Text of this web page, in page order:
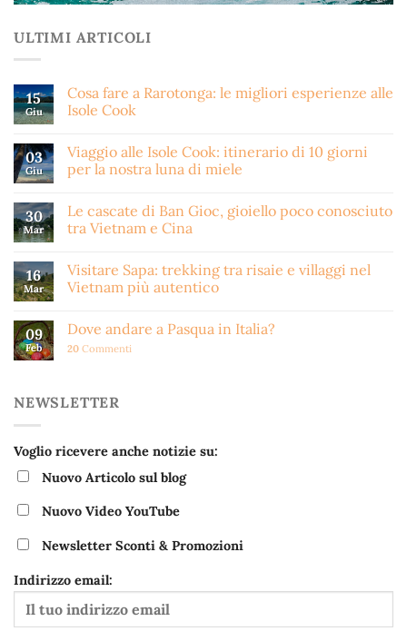
ULTIMI ARTICOLI
15
Giu
Cosa fare a Rarotonga: le migliori esperienze alle
Isole Cook
03
Giu
Viaggio alle Isole Cook: itinerario di 10 giorni
per la nostra luna di miele
30
Mar
Le cascate di Ban Gioc, gioiello poco conosciuto
tra Vietnam e Cina
16
Mar
Visitare Sapa: trekking tra risaie e villaggi nel
Vietnam più autentico
09
Feb
Dove andare a Pasqua in Italia?
20 Commenti
NEWSLETTER
Voglio ricevere anche notizie su:
Nuovo Articolo sul blog
Nuovo Video YouTube
Newsletter Sconti & Promozioni
Indirizzo email: